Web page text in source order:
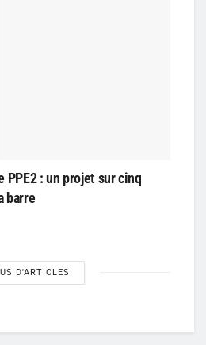
PPE2 : un projet sur cinq
barre
D'ARTICLES